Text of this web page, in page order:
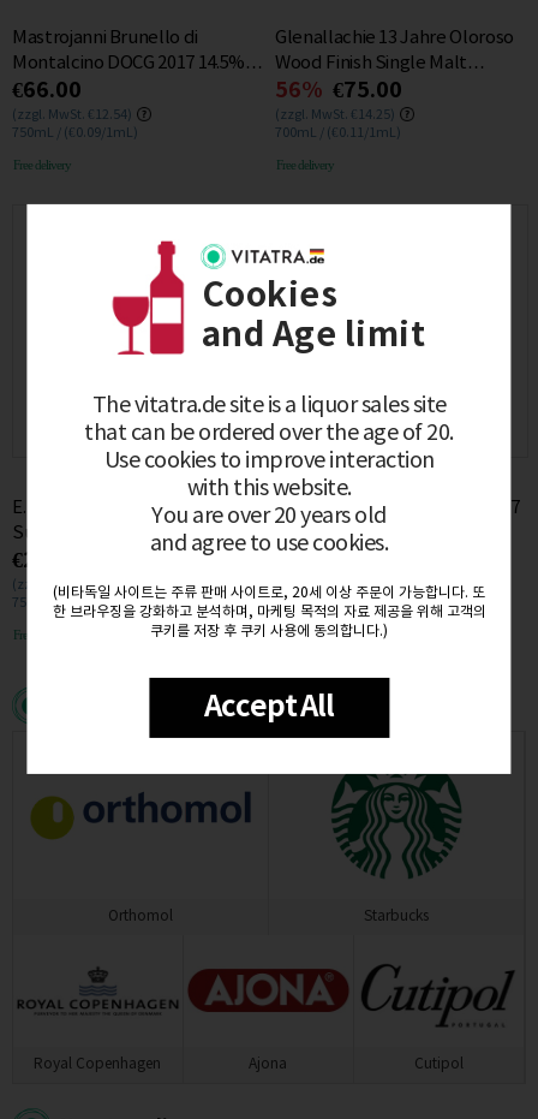
Cookies
and Age limit
The vitatra.de site is a liquor sales site
that can be ordered over the age of 20.
Use cookies to improve interaction
with this website.
You are over 20 years old
and agree to use cookies.
(비타독일 사이트는 주류 판매 사이트로, 20세 이상 주문이 가능합니다. 또
한 브라우징을 강화하고 분석하며, 마케팅 목적의 자료 제공을 위해 고객의
쿠키를 저장 후 쿠키 사용에 동의합니다.)
Accept All
Mastrojanni Brunello di
Montalcino DOCG 2017 14.5%
0.75L
€66.00
(zzgl. MwSt. €12.54)
750mL / (€0.09/1mL)
Free delivery
Glenallachie 13 Jahre Oloroso
Wood Finish Single Malt
Whisky 48% 0.7L
56% €75.00
(zzgl. MwSt. €14.25)
700mL / (€0.11/1mL)
Free delivery
E. Pira e Figli Barbera dAlba
Superiore 2020 (BIO) 14.5%
0.75L
€28.50
(zzgl. MwSt. €5.42)
750mL / (€0.04/1mL)
Free delivery
Elvio cogno Barolo ravera 2017
14.5% 0.75L
(zzgl. MwSt. €15.39)
750mL / (€0.11/1mL)
Free delivery
Featured brands
Orthomol Starbucks
Royal Copenhagen Ajona Cutipol